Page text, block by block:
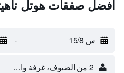
أفضل صفقات هوتل تاهيتي
س 15/8 -
2 من الضيوف، غرفة واحدة